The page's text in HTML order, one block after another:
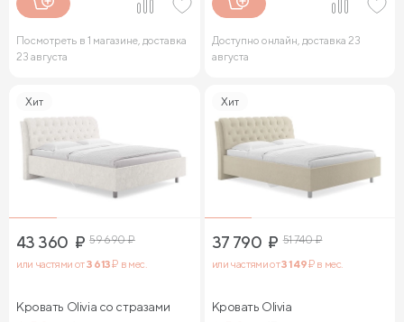
Посмотреть в 1 магазине, доставка
23 августа
Доступно онлайн, доставка 23
августа
Хит
43 360 ₽ 59 690₽
или частями от3 613₽ в мес.
Кровать Olivia со стразами
Хит
37 790 ₽ 51 740₽
или частями от3 149₽ в мес.
Кровать Olivia